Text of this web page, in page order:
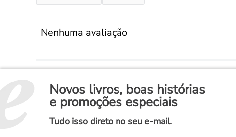
Nenhuma avaliação
Novos livros, boas histórias
e promoções especiais
Tudo isso direto no seu e-mail.